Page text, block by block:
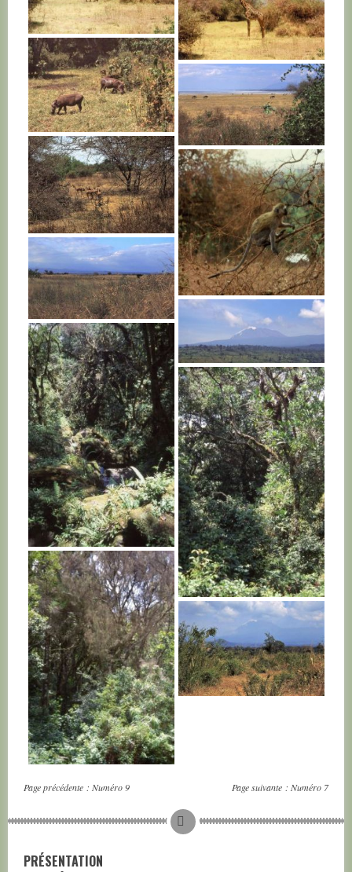
TANZANIE
TANZANIE
TANZANIE
TANZANIE
TANZANIE
TANZANIE
TANZANIE
TANZANIE
TANZANIE
TANZANIE
Page précédente : Numéro 9 Page suivante : Numéro 7
PRÉSENTATION